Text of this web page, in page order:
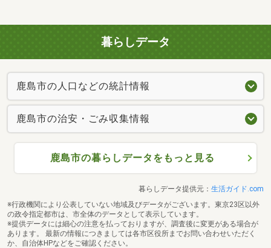
暮らしデータ
鹿島市の人口などの統計情報
鹿島市の治安・ごみ収集情報
鹿島市の暮らしデータをもっと見る
暮らしデータ提供元： 生活ガイド.com
※行政機関により公表していない地域及びデータがございます。東京23区以外
の政令指定都市は、市全体のデータとして表示しています。
※提供データには細心の注意を払っておりますが、調査後に変更がある場合が
あります。 最新の情報につきましては各市区役所までお問い合わせいただく
か、自治体HPなどをご確認ください。